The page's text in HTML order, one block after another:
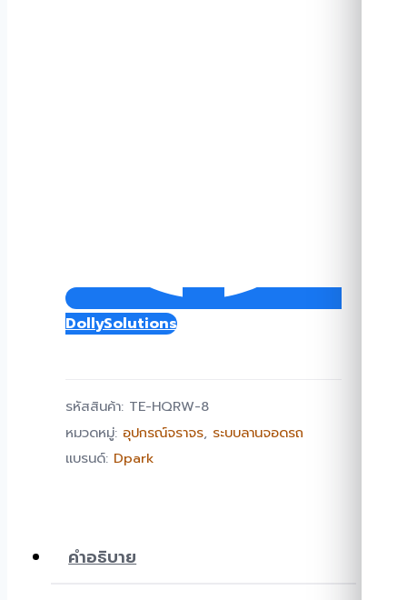
DollySolutions
รหัสสินค้า: TE-HQRW-8
หมวดหมู่: อุปกรณ์จราจร, ระบบลานจอดรถ
แบรนด์: Dpark
คำอธิบาย